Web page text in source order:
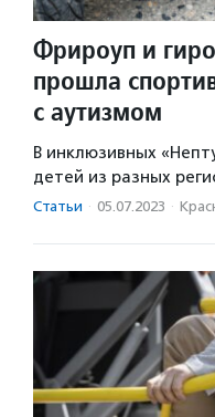
Фрироуп и
прошла
с аутизмом
В инклюзивных
детей из разных
Статьи · 05.07.2023 ·